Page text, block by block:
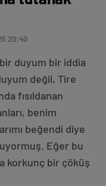
20:40
duyum bir iddia
değil, Tire
fısıldanan
benim
beğendi diye
Eğer bu
korkunç bir çöküş